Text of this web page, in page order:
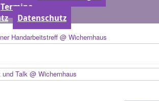
Termine
Datenschutz
Handarbeitstreff @ Wichernhaus
und Talk @ Wichernhaus